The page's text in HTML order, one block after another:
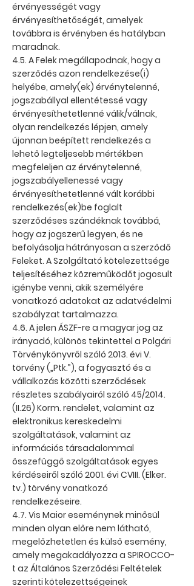
érvényességét vagy
érvényesíthetőségét, amelyek
továbbra is érvényben és hatályban
maradnak.
4.5. A Felek megállapodnak, hogy a
szerződés azon rendelkezése(i)
helyébe, amely(ek) érvénytelenné,
jogszabállyal ellentétessé vagy
érvényesíthetetlenné válik/válnak,
olyan rendelkezés lépjen, amely
újonnan beépített rendelkezés a
lehető legteljesebb mértékben
megfeleljen az érvénytelenné,
jogszabályellenessé vagy
érvényesíthetetlenné vált korábbi
rendelkezés(ek)be foglalt
szerződéses szándéknak továbbá,
hogy az jogszerű legyen, és ne
befolyásolja hátrányosan a szerződő
Feleket. A Szolgáltató kötelezettsége
teljesítéséhez közreműködőt jogosult
igénybe venni, akik személyére
vonatkozó adatokat az adatvédelmi
szabályzat tartalmazza.
4.6. A jelen ÁSZF-re a magyar jog az
irányadó, különös tekintettel a Polgári
Törvénykönyvről szóló 2013. évi V.
törvény („Ptk.”), a fogyasztó és a
vállalkozás közötti szerződések
részletes szabályairól szóló 45/2014.
(II.26) Korm. rendelet, valamint az
elektronikus kereskedelmi
szolgáltatások, valamint az
információs társadalommal
összefüggő szolgáltatások egyes
kérdéseiről szóló 2001. évi CVIII. (Elker.
tv.) törvény vonatkozó
rendelkezéseire.
4.7. Vis Maior eseménynek minősül
minden olyan előre nem látható,
megelőzhetetlen és külső esemény,
amely megakadályozza a SPIROCCO-
t az Általános Szerződési Feltételek
szerinti kötelezettségeinek